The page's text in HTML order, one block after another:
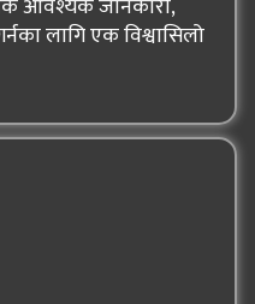
आवश्यक जानकारी,
लागि एक विश्वासिलो